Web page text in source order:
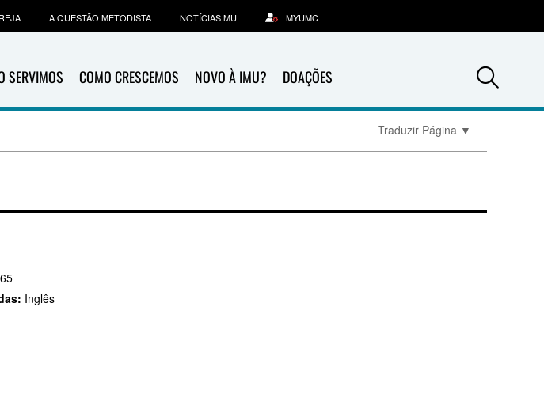
SERVIMOS COMO CRESCEMOS NOVO À IMU? DOAÇÕES
A QUESTÃO METODISTA NOTÍCIAS MU MYUMC
Traduzir Página ▼
65
Inglês